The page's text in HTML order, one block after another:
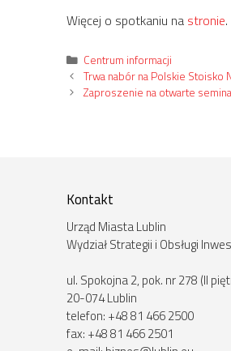
Więcej o spotkaniu na stronie.
Kategorie
Centrum informacji
Trwa nabór na Polskie
Zaproszenie na otwarte
Kontakt
Urząd Miasta Lublin
Wydział Strategii i Obsługi
ul. Spokojna 2, pok. nr 278 (II
20-074 Lublin
telefon: +48 81 466 2500
fax: +48 81 466 2501